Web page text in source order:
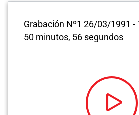
Grabación Nº1 26/03/1991 -
50 minutos, 56 segundos